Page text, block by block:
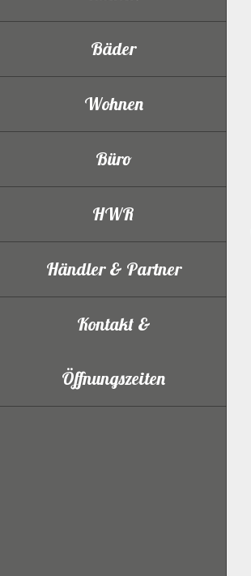
Bäder
Wohnen
Büro
HWR
Händler & Partner
Kontakt &
Öffnungszeiten